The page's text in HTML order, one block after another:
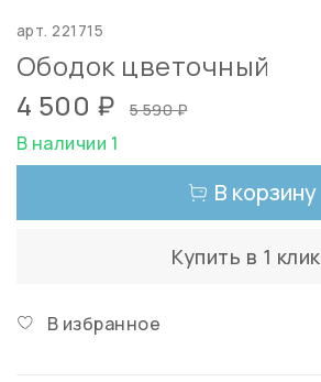
арт.221715
Ободок цветочный
4 500 ₽
5 590 ₽
В наличии 1
В корзину
Купить в 1 клик
В избранное